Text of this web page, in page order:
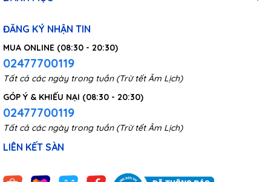
ngóc ngách trong nhà và làm mát toàn bộ căn phòng một
độ gió khác nhau, cho phép người dùng tùy chỉnh linh hoạt
mức độ thích hợp tùy theo nhu cầu sử dụng.
ĐĂNG KÝ NHẬN TIN
MUA ONLINE (08:30 - 20:30)
02477700119
Tất cả các ngày trong tuần (Trừ tết Âm Lịch)
GÓP Ý & KHIẾU NẠI (08:30 - 20:30)
02477700119
Tất cả các ngày trong tuần (Trừ tết Âm Lịch)
LIÊN KẾT SÀN